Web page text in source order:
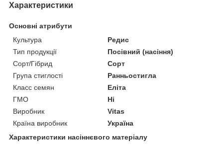
Характеристики
Основні атрибути
Культура
Редис
Тип продукції
Посівний (насіння)
Сорт/Гібрид
Сорт
Група стиглості
Ранньостигла
Класс семян
Еліта
ГМО
Ні
Виробник
Vitas
Країна виробник
Україна
Характеристики насіннєвого матеріалу